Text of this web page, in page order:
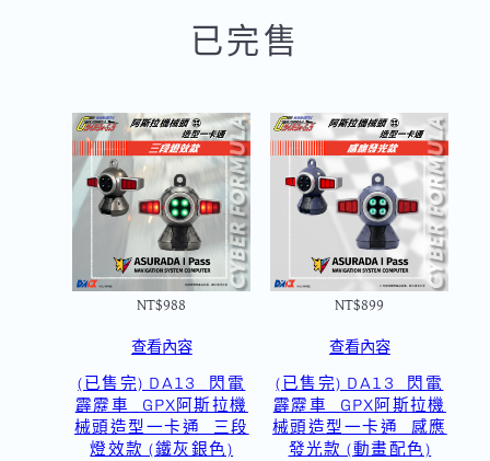
已完售
NT$988
查看內容
(已售完) DA13_閃電
霹靂車_GPX阿斯拉機
械頭造型一卡通_三段
燈效款 (鐵灰銀色)
NT$899
查看內容
(已售完) DA13_閃電
霹靂車_GPX阿斯拉機
械頭造型一卡通_感應
發光款 (動畫配色)